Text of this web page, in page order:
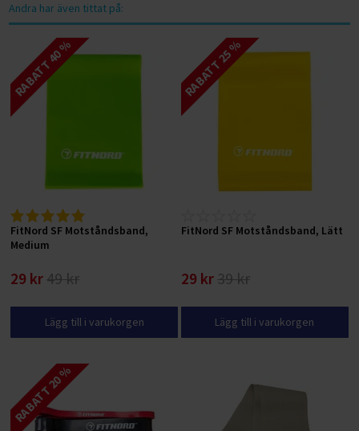
Andra har även tittat på:
RABATT 40 %
FitNord SF Motståndsband,
Medium
29 kr 49 kr
Lägg till i varukorgen
RABATT 25 %
FitNord SF Motståndsband, Lätt
29 kr39 kr
Lägg till i varukorgen
RABATT 20 %